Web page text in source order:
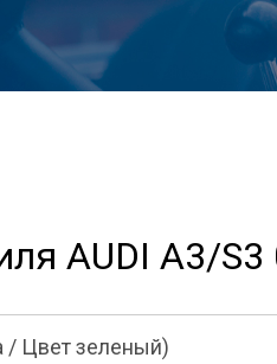
AUDI A3/S3
/ Цвет зеленый)